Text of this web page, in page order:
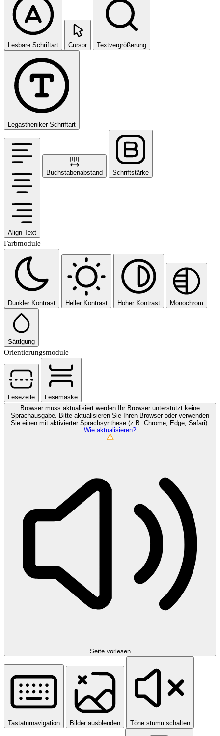
Lesbare Schriftart Cursor Textvergrößerung
Legastheniker-Schriftart
Align Text
Buchstabenabstand Schriftstärke
Farbmodule
Dunkler Kontrast Heller Kontrast Hoher Kontrast Monochrom
Sättigung
Orientierungsmodule
Lesezeile
Lesemaske
Browser muss aktualisiert werden
Ihr Browser unterstützt keine
Sprachausgabe. Bitte aktualisieren Sie Ihren Browser oder verwenden
Sie einen mit aktivierter Sprachsynthese (z.B. Chrome, Edge, Safari).
Wie aktualisieren?
Seite vorlesen
Tastaturnavigation Bilder ausblenden Töne stummschalten